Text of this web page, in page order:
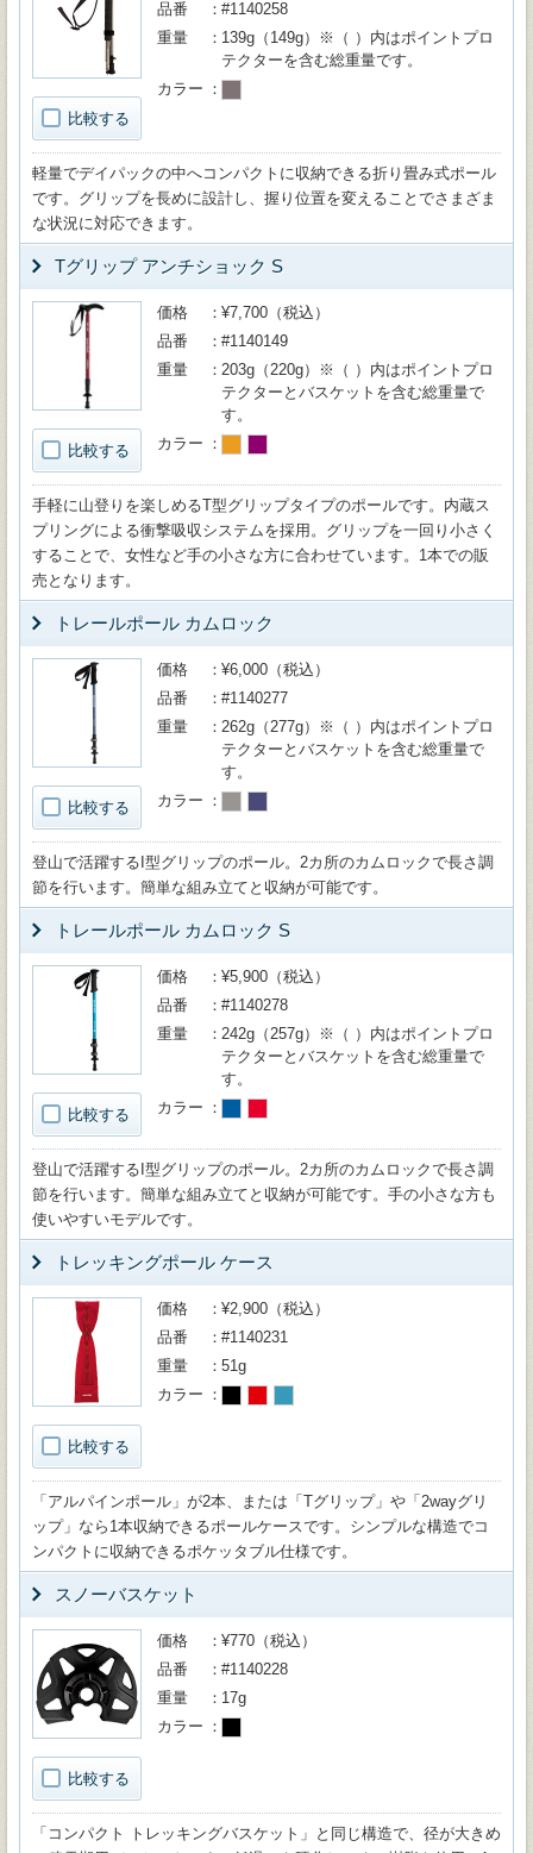
比較する
品番
#1140258
重量
139g（149g）※（ ）内はポイントプロ
テクターを含む総重量です。
カラー
軽量でデイパックの中へコンパクトに収納できる折り畳み式ポール
です。グリップを長めに設計し、握り位置を変えることでさまざま
な状況に対応できます。
Tグリップ アンチショック S
比較する
価格
¥7,700（税込）
品番
#1140149
重量
203g（220g）※（ ）内はポイントプロ
テクターとバスケットを含む総重量で
す。
カラー
手軽に山登りを楽しめるT型グリップタイプのポールです。内蔵ス
プリングによる衝撃吸収システムを採用。グリップを一回り小さく
することで、女性など手の小さな方に合わせています。1本での販
売となります。
トレールポール カムロック
比較する
価格
¥6,000（税込）
品番
#1140277
重量
262g（277g）※（ ）内はポイントプロ
テクターとバスケットを含む総重量で
す。
カラー
登山で活躍するI型グリップのポール。2カ所のカムロックで長さ調
節を行います。簡単な組み立てと収納が可能です。
トレールポール カムロック S
比較する
価格
¥5,900（税込）
品番
#1140278
重量
242g（257g）※（ ）内はポイントプロ
テクターとバスケットを含む総重量で
す。
カラー
登山で活躍するI型グリップのポール。2カ所のカムロックで長さ調
節を行います。簡単な組み立てと収納が可能です。手の小さな方も
使いやすいモデルです。
トレッキングポール ケース
比較する
価格
¥2,900（税込）
品番
#1140231
重量
51g
カラー
「アルパインポール」が2本、または「Tグリップ」や「2wayグリ
ップ」なら1本収納できるポールケースです。シンプルな構造でコ
ンパクトに収納できるポケッタブル仕様です。
スノーバスケット
比較する
価格
¥770（税込）
品番
#1140228
重量
17g
カラー
「コンパクト トレッキングバスケット」と同じ構造で、径が大きめ